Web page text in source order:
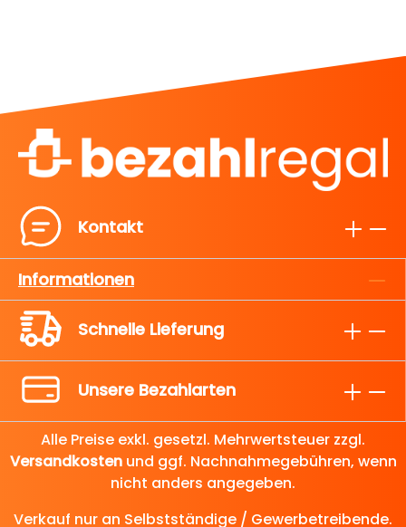
Kontakt
Informationen
Schnelle Lieferung
Unsere Bezahlarten
Alle Preise exkl. gesetzl. Mehrwertsteuer zzgl.
Versandkostenund ggf. Nachnahmegebühren, wenn
nicht anders angegeben.
Verkauf nur an Selbstständige / Gewerbetreibende.